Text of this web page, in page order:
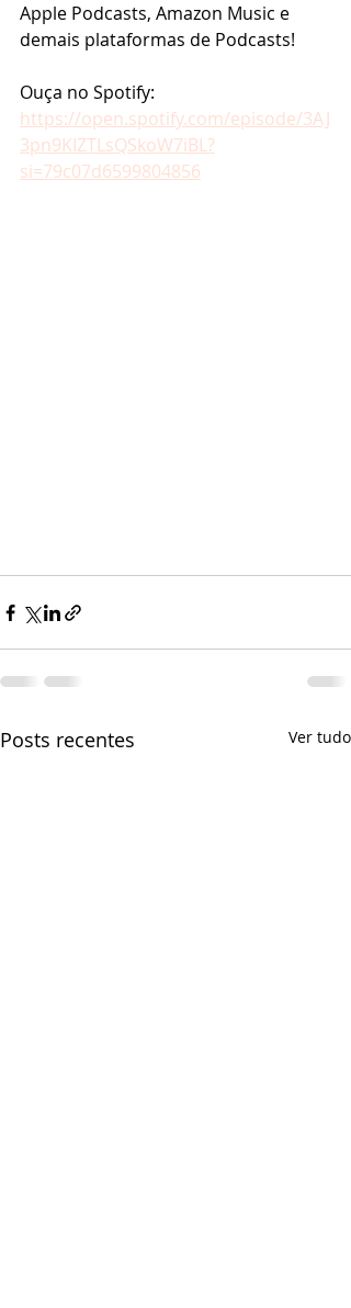
Apple Podcasts, Amazon Music e
demais plataformas de Podcasts!
Ouça no Spotify:
https://open.spotify.com/episode/3AJ
3pn9KIZTLsQSkoW7iBL?
si=79c07d6599804856
Posts recentes Ver tudo